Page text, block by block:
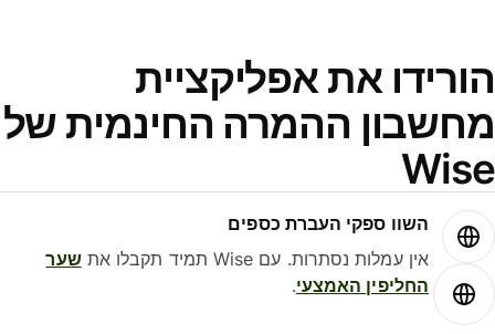
את אפליקציית
ההמרה החינמית של
השוו ספקי העברת כספים
אין עמלות נסתרות. עם Wise תמיד תקבלו את
שער
החליפין האמצעי.